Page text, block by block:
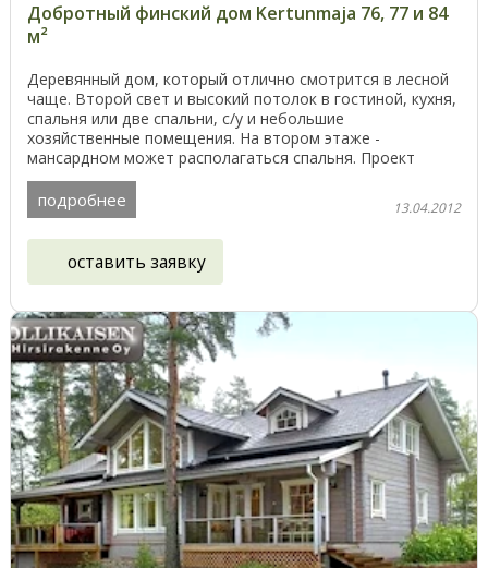
Добротный финский дом Kertunmaja 76, 77 и 84
м²
Деревянный дом, который отлично смотрится в лесной
чаще. Второй свет и высокий потолок в гостиной, кухня,
спальня или две спальни, с/у и небольшие
хозяйственные помещения. На втором этаже -
мансардном может располагаться спальня. Проект
представлен ...
подробнее 13.04.2012
оставить заявку